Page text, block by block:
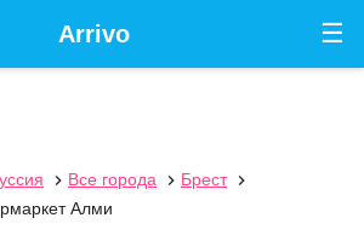
☰
Arrivo
 Все города  Брест

Алми